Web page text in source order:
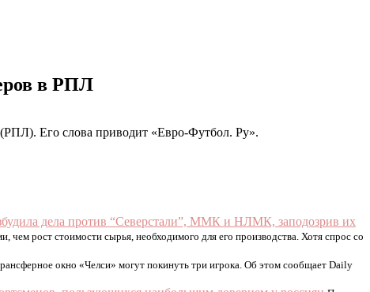
в РПЛ
Его слова приводит «Евро-Футбол. Ру».
дела против “Северстали”, ММК и НЛМК, заподозрив их
рост стоимости сырья, необходимого для его производства. Хотя спрос со
окно «Челси» могут покинуть три игрока. Об этом сообщает Daily